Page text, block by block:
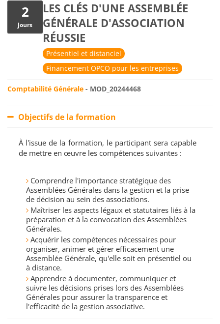
2
Jours
LES CLÉS D'UNE ASSEMBLÉE
GÉNÉRALE D'ASSOCIATION
RÉUSSIE
Présentiel et distanciel
Financement OPCO pour les entreprises
Comptabilité Générale - MOD_20244468
Objectifs de la formation
À l'issue de la formation, le participant sera capable
de mettre en œuvre les compétences suivantes :
Comprendre l'importance stratégique des
Assemblées Générales dans la gestion et la prise
de décision au sein des associations.
Maîtriser les aspects légaux et statutaires liés à la
préparation et à la convocation des Assemblées
Générales.
Acquérir les compétences nécessaires pour
organiser, animer et gérer efficacement une
Assemblée Générale, qu'elle soit en présentiel ou
à distance.
Apprendre à documenter, communiquer et
suivre les décisions prises lors des Assemblées
Générales pour assurer la transparence et
l'efficacité de la gestion associative.